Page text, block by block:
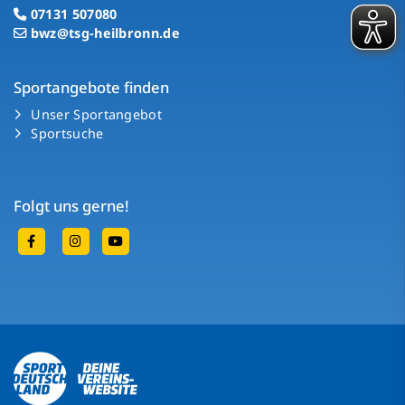
07131 507080
bwz@tsg-heilbronn.de
Sportangebote finden
Unser Sportangebot
Sportsuche
Folgt uns gerne!